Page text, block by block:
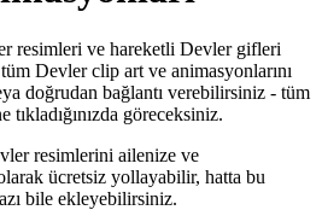
resimleri ve hareketli Devler gifleri
Devler clip art ve animasyonlarını
doğrudan bağlantı verebilirsiniz - tüm
göreceksiniz.
resimlerini ailenize ve
ücretsiz yollayabilir, hatta bu
bile ekleyebilirsiniz.